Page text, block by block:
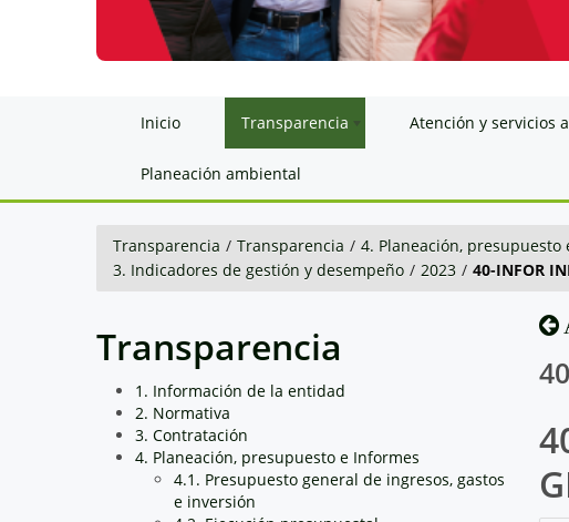
Inicio Transparencia Atención y servicios
Planeación ambiental
Transparencia / Transparencia / 4. Planeación, presupuesto
3. Indicadores de gestión y desempeño / 2023 / 40-INFOR
Transparencia
1. Información de la entidad
2. Normativa
3. Contratación
4. Planeación, presupuesto e Informes
4.1. Presupuesto general de ingresos, gastos
e inversión